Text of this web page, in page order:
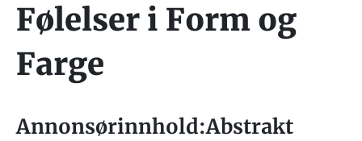
Følelser i Form og
Farge
Annonsørinnhold:Abstrakt